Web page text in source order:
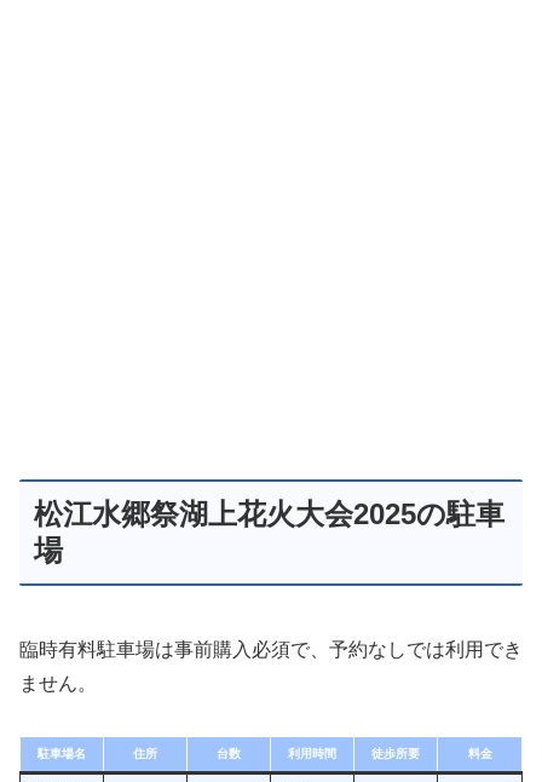
松江水郷祭湖上花火大会2025の駐車
場
臨時有料駐車場は事前購入必須で、予約なしでは利用でき
ません。
駐車場名 住所 台数 利用時間 徒歩所要 料金